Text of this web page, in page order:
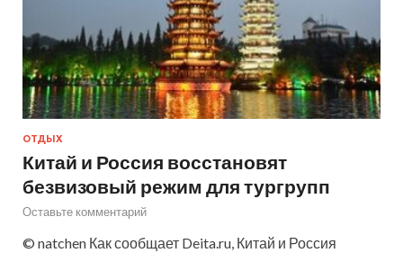
ОТДЫХ
Китай и Россия восстановят
безвизовый режим для тургрупп
Оставьте комментарий
© natchen Как сообщает Deita.ru, Китай и Россия